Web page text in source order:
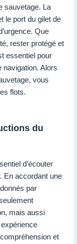
sauvetage. La
le port du gilet de
Que
rester protégé et
essentiel pour
navigation. Alors
vous
flots.
du
d’écouter
En accordant une
par
mais aussi
et